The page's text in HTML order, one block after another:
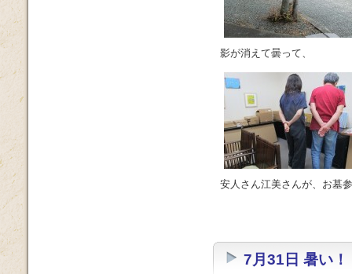
影が消えて曇って、
安人さん江美さんが、お墓
7月31日 暑い！